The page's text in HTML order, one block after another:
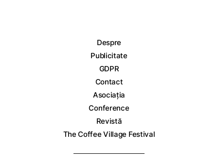
Despre
Publicitate
GDPR
Contact
Asociația
Conference
Revistă
The Coffee Village Festival